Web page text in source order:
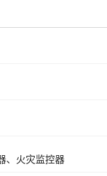
、火灾监控器